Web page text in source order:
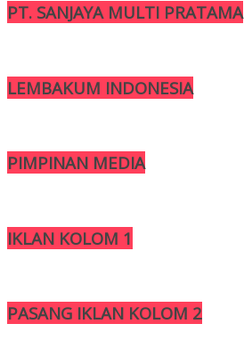
PT. SANJAYA MULTI PRATAMA
LEMBAKUM INDONESIA
PIMPINAN MEDIA
IKLAN KOLOM 1
PASANG IKLAN KOLOM 2